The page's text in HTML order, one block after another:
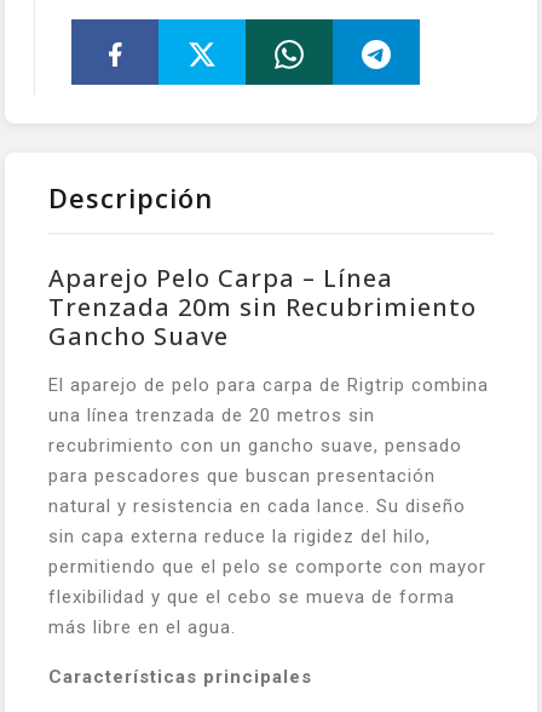
Descripción
Aparejo Pelo Carpa – Línea
Trenzada 20m sin Recubrimiento
Gancho Suave
El aparejo de pelo para carpa de Rigtrip combina
una línea trenzada de 20 metros sin
recubrimiento con un gancho suave, pensado
para pescadores que buscan presentación
natural y resistencia en cada lance. Su diseño
sin capa externa reduce la rigidez del hilo,
permitiendo que el pelo se comporte con mayor
flexibilidad y que el cebo se mueva de forma
más libre en el agua.
Características principales